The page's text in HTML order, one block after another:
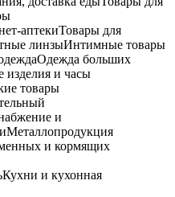
аптекиТовары для
линзыИнтимные товары
Одежда больших
и часы
товары
и
Металлопродукция
и кормящих
Кухни и кухонная